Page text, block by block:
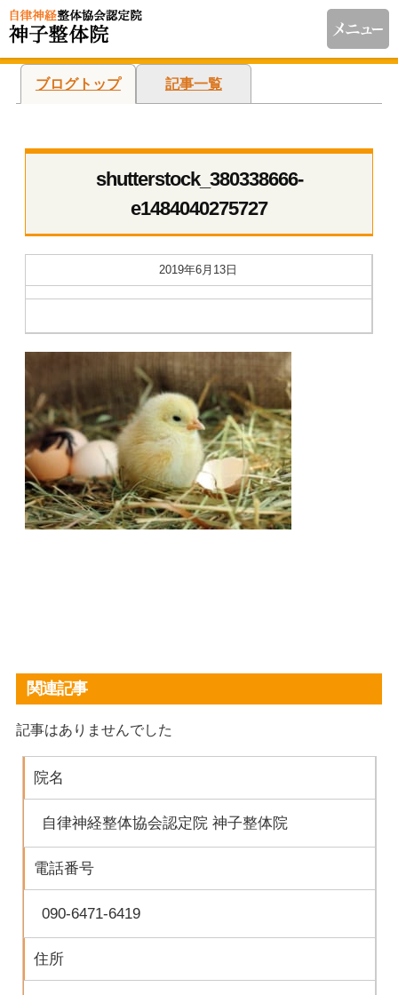
ブログトップ 記事一覧
shutterstock_380338666-
e1484040275727
2019年6月13日
関連記事
記事はありませんでした
院名
自律神経整体協会認定院 神子整体院
電話番号
090-6471-6419
住所